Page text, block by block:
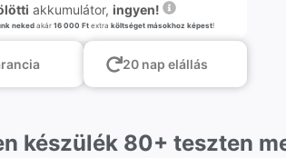
akkumulátor, ingyen!
nekedakár 16 000 Ftextra költséget másokhoz képest!
20 nap elállás
készülék 80+ teszten